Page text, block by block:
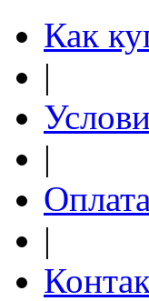
Как
|
|
Оплата
|